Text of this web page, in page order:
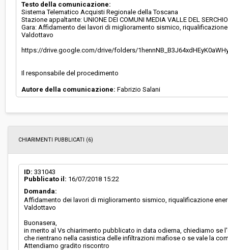
Testo della comunicazione:
Sistema Telematico Acquisti Regionale della Toscana
Stazione appaltante: UNIONE DEI COMUNI MEDIA VALLE DEL SERCHIO
Gara: Affidamento dei lavori di miglioramento sismico,
Valdottavo
https://drive.google.com/drive/folders/
Il responsabile del procedimento
Autore della comunicazione: Fabrizio Salani
CHIARIMENTI PUBBLICATI (6)
ID: 331043
Pubblicato il: 16/07/2018 15:22
Domanda:
Affidamento dei lavori di miglioramento sismico, riqualificazione
Valdottavo
Buonasera,
in merito al Vs chiarimento pubblicato in data odierna, chiediamo
che rientrano nella casistica delle infiltrazioni mafiose o se vale la
Attendiamo gradito riscontro